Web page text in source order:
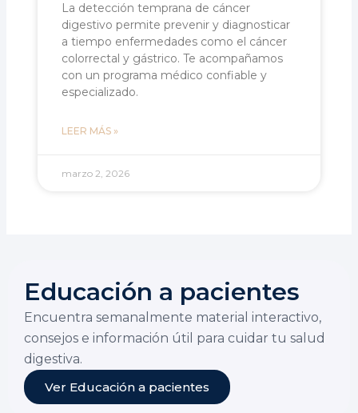
La detección temprana de cáncer
digestivo permite prevenir y diagnosticar
a tiempo enfermedades como el cáncer
colorrectal y gástrico. Te acompañamos
con un programa médico confiable y
especializado.
LEER MÁS »
marzo 2, 2026
Educación a pacientes
Encuentra semanalmente material interactivo,
consejos e información útil para cuidar tu salud
digestiva.
Ver Educación a pacientes